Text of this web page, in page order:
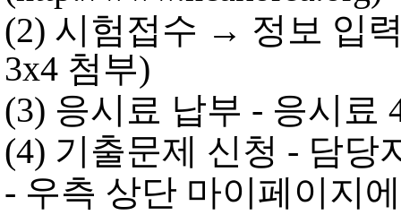
(2) 시험접수 → 정보 입
3x4 첨부)
(3) 응시료 납부 - 응시료
(4) 기출문제 신청 - 담당
- 우측 상단 마이페이지